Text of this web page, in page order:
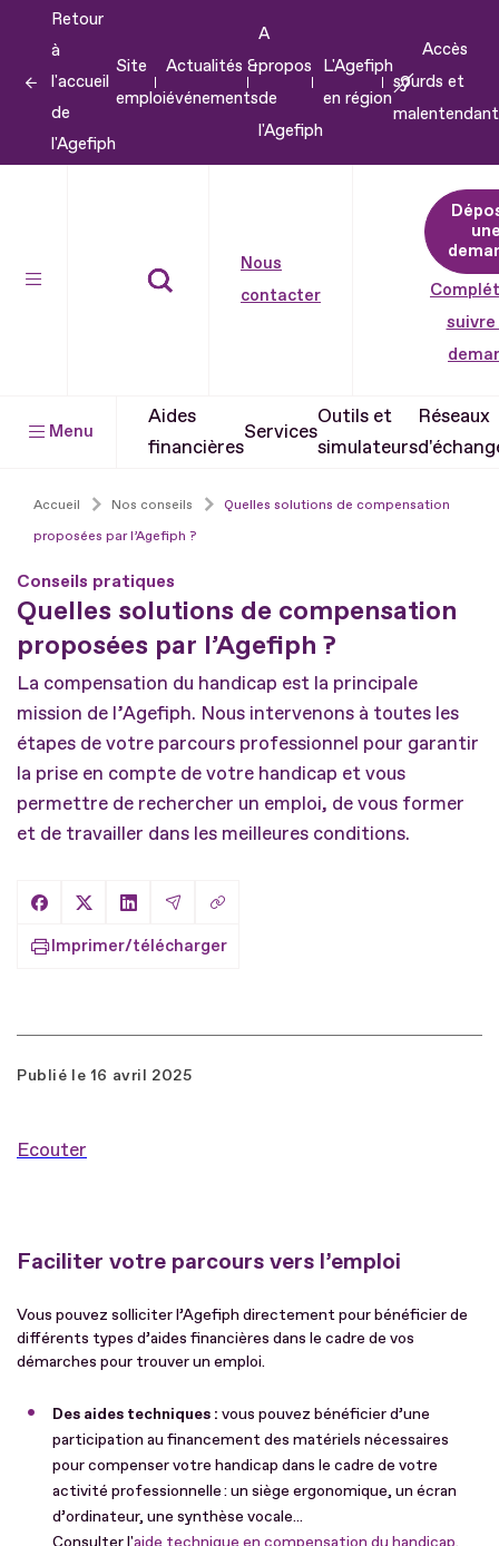
contenu
Retour
à
l'accueil
de
l'Agefiph
Site
emploi
Actualités &
événements
A
propos
de
l'Agefiph
L'Agefiph
en région
Accès
sourds et
Nous
contacter
suivre
Menu
Aides
financières
Services
Outils et
simulateurs
Réseaux
Accueil Nos conseils
Quelles solutions de compensation
proposées par l’Agefiph ?
Conseils pratiques
Quelles solutions de compensation
proposées par l’Agefiph ?
La compensation du handicap est la principale
mission de l’Agefiph. Nous intervenons à toutes les
étapes de votre parcours professionnel pour garantir
la prise en compte de votre handicap et vous
permettre de rechercher un emploi, de vous former
et de travailler dans les meilleures conditions.
Partager sur Facebook
Partager sur X
Partager sur LinkedIn
Partager par Email
Copier le lien
Imprimer/télécharger
Publié le 16 avril 2025
Ecouter
Faciliter votre parcours vers l’emploi
Vous pouvez solliciter l’Agefiph directement pour bénéficier de
différents types d’aides financières dans le cadre de vos
démarches pour trouver un emploi.
Des aides techniques : vous pouvez bénéficier d’une
participation au financement des matériels nécessaires
pour compenser votre handicap dans le cadre de votre
activité professionnelle : un siège ergonomique, un écran
d’ordinateur, une synthèse vocale...
Consulter l'aide technique en compensation du handicap.